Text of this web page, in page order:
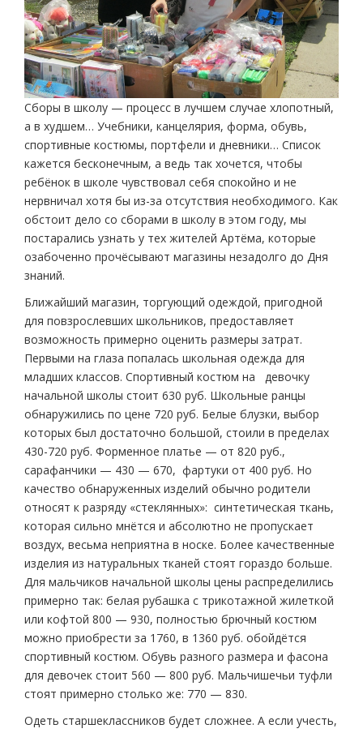
Сборы в школу — процесс в лучшем случае хлопотный,
а в худшем… Учебники, канцелярия, форма, обувь,
спортивные костюмы, портфели и дневники… Список
кажется бесконечным, а ведь так хочется, чтобы
ребёнок в школе чувствовал себя спокойно и не
нервничал хотя бы из-за отсутствия необходимого. Как
обстоит дело со сборами в школу в этом году, мы
постарались узнать у тех жителей Артёма, которые
озабоченно прочёсывают магазины незадолго до Дня
знаний.
Ближайший магазин, торгующий одеждой, пригодной
для повзрослевших школьников, предоставляет
возможность примерно оценить размеры затрат.
Первыми на глаза попалась школьная одежда для
младших классов. Спортивный костюм на девочку
начальной школы стоит 630 руб. Школьные ранцы
обнаружились по цене 720 руб. Белые блузки, выбор
которых был достаточно большой, стоили в пределах
430-720 руб. Форменное платье — от 820 руб.,
сарафанчики — 430 — 670, фартуки от 400 руб. Но
качество обнаруженных изделий обычно родители
относят к разряду «стеклянных»: синтетическая ткань,
которая сильно мнётся и абсолютно не пропускает
воздух, весьма неприятна в носке. Более качественные
изделия из натуральных тканей стоят гораздо больше.
Для мальчиков начальной школы цены распределились
примерно так: белая рубашка с трикотажной жилеткой
или кофтой 800 — 930, полностью брючный костюм
можно приобрести за 1760, в 1360 руб. обойдётся
спортивный костюм. Обувь разного размера и фасона
для девочек стоит 560 — 800 руб. Мальчишечьи туфли
стоят примерно столько же: 770 — 830.
Одеть старшеклассников будет сложнее. А если учесть,